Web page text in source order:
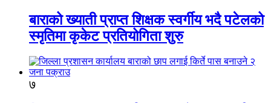
बाराको ख्याती प्राप्त शिक्षक स्वर्गीय भदै पटेलको
स्मृतिमा कृकेट प्रतियोगिता शुरु
७